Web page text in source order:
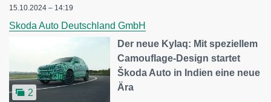
15.10.2024 – 14:19
Skoda Auto Deutschland GmbH
2
Der neue Kylaq: Mit speziellem
Camouflage-Design startet
Škoda Auto in Indien eine neue
Ära